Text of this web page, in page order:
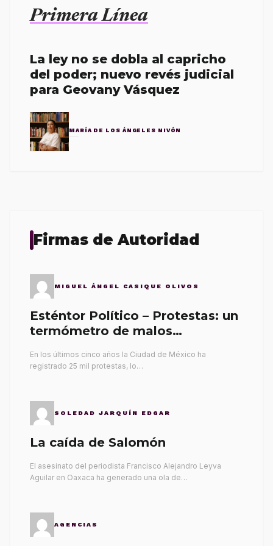
Primera Línea
La ley no se dobla al capricho
del poder; nuevo revés judicial
para Geovany Vásquez
MARÍA DE LOS ÁNGELES NIVÓN
Firmas de Autoridad
MIGUEL ÁNGEL CASIQUE OLIVOS
Esténtor Político – Protestas: un
termómetro de malos
En los últimos cinco años la Ciudad de México ha
registrado 25 mil protestas, lo…
SOLEDAD JARQUÍN EDGAR
La caída de Salomón
El asesinato del periodista Francisco Alejandro Leyva
Aguilar en Oaxaca ha generado una ola de…
AGENCIAS